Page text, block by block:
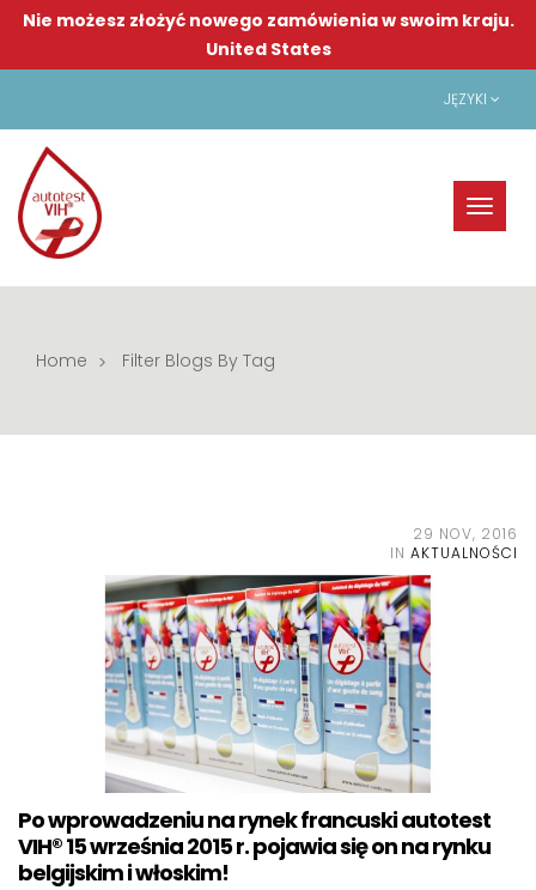
Nie możesz złożyć nowego zamówienia w swoim kraju.
United States
JĘZYKI
Toggle
Home Filter Blogs By Tag
29 NOV, 2016
IN AKTUALNOŚCI
Po wprowadzeniu na rynek francuski autotest
VIH® 15 września 2015 r. pojawia się on na rynku
belgijskim i włoskim!